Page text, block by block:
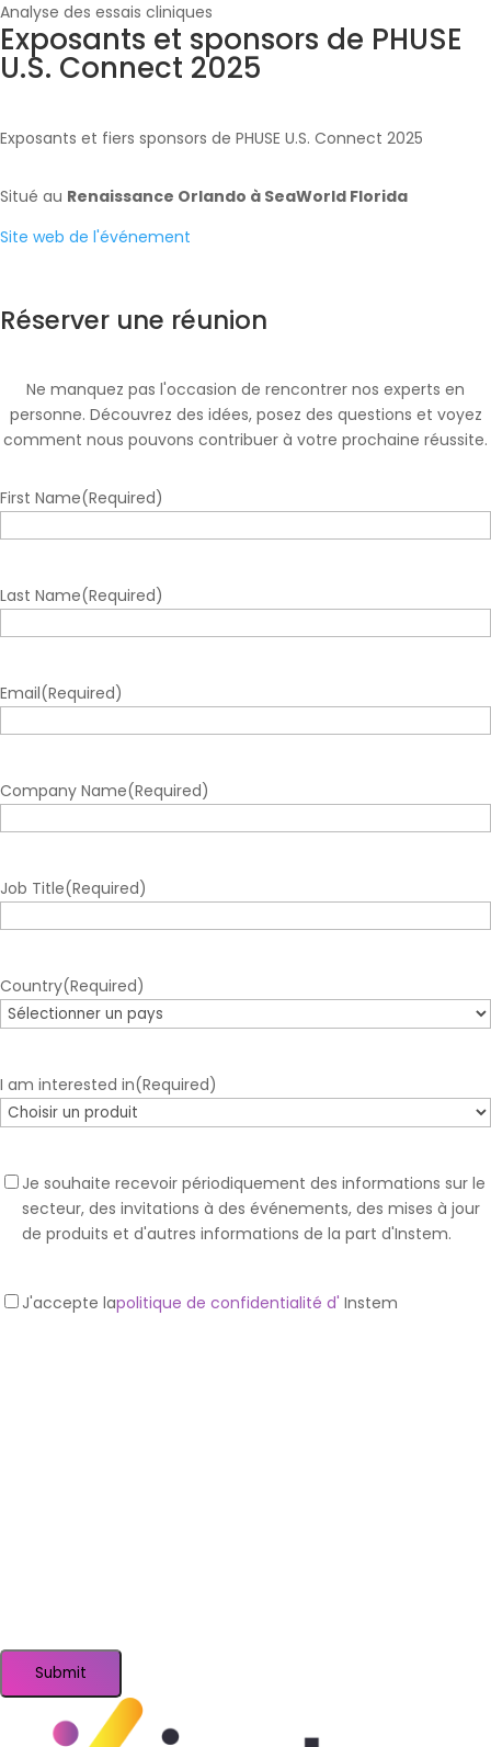
Analyse des essais cliniques
Exposants et sponsors de PHUSE
U.S. Connect 2025
Exposants et fiers sponsors de PHUSE U.S. Connect 2025
Situé au Renaissance Orlando à SeaWorld Florida
Site web de l'événement
Réserver une réunion
Ne manquez pas l'occasion de rencontrer nos experts en
personne. Découvrez des idées, posez des questions et voyez
comment nous pouvons contribuer à votre prochaine réussite.
First Name(Required)
Last Name(Required)
Email(Required)
Company Name(Required)
Job Title(Required)
Country(Required)
I am interested in(Required)
Optin
pour
Je souhaite recevoir périodiquement des informations sur le
secteur, des invitations à des événements, des mises à jour
de produits et d'autres informations de la part d'Instem.
Privacy
J'accepte lapolitique de confidentialité d' Instem
Submit